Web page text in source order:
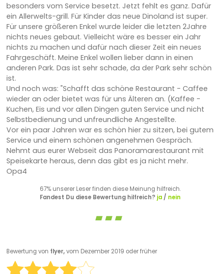
besonders vom Service besetzt. Jetzt fehlt es ganz. Dafür
ein Allerwelts-grill. Für Kinder das neue Dinoland ist super.
Für unsere größeren Enkel wurde leider die letzten 2Jahre
nichts neues gebaut. Vielleicht wäre es besser ein Jahr
nichts zu machen und dafür nach dieser Zeit ein neues
Fahrgeschäft. Meine Enkel wollen lieber dann in einen
anderen Park. Das ist sehr schade, da der Park sehr schön
ist.
Und noch was: "Schafft das schöne Restaurant - Caffee
wieder an oder bietet was für uns Älteren an. (Kaffee -
Kuchen, Eis und vor allen Dingen guten Service und nicht
Selbstbedienung und unfreundliche Angestellte.
Vor ein paar Jahren war es schön hier zu sitzen, bei gutem
Service und einem schönen angenehmen Gespräch.
Nehmt aus eurer Webseit das Panoramarestaurant mit
Speisekarte heraus, denn das gibt es ja nicht mehr.
Opa4
67% unserer Leser finden diese Meinung hilfreich.
Fandest Du diese Bewertung hilfreich? ja/ nein
Bewertung von flyer,vom Dezember 2019 oder früher